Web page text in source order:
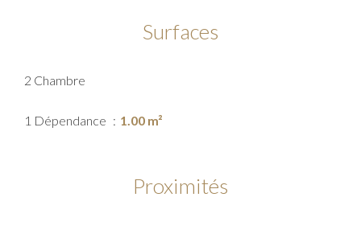
Surfaces
2 Chambre
1 Dépendance 1.00 m²
Proximités